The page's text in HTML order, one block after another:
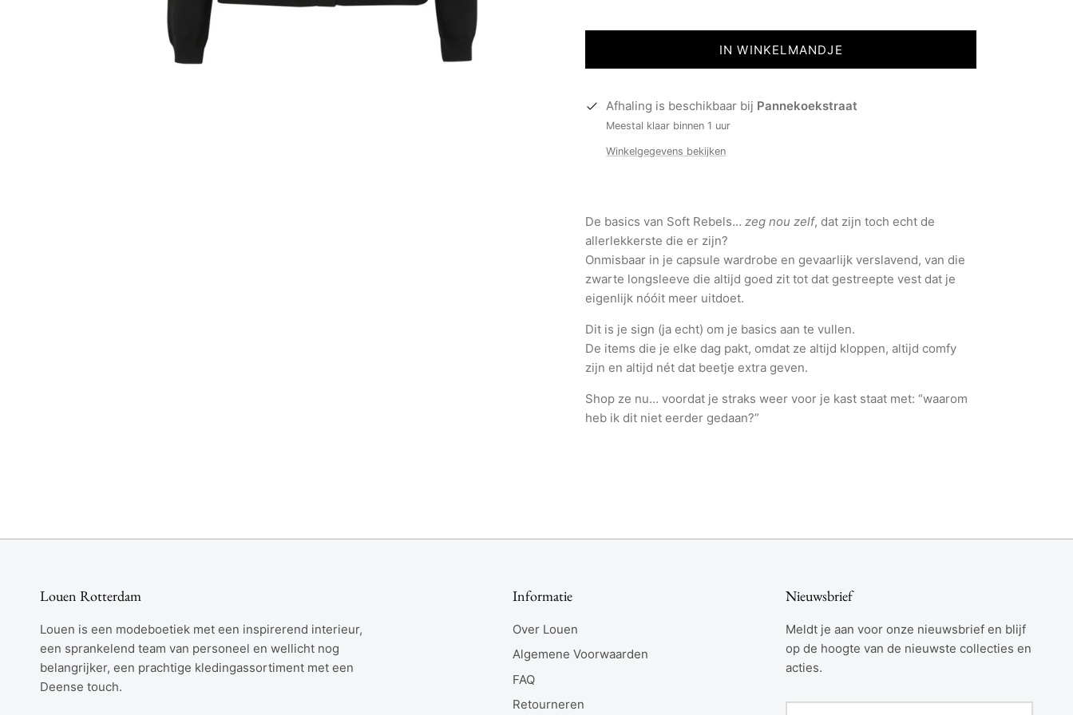
IN WINKELMANDJE
Afhaling is beschikbaar bij Pannekoekstraat
Meestal klaar binnen 1 uur
Winkelgegevens bekijken
De basics van Soft Rebels…zeg nou zelf, dat zijn toch echt de
allerlekkerste die er zijn?
Onmisbaar in je capsule wardrobe en gevaarlijk verslavend, van die
zwarte longsleeve die altijd goed zit tot dat gestreepte vest dat je
eigenlijk nóóit meer uitdoet.
Dit is je sign (ja echt) om je basics aan te vullen.
De items die je elke dag pakt, omdat ze altijd kloppen, altijd comfy
zijn en altijd nét dat beetje extra geven.
Shop ze nu… voordat je straks weer voor je kast staat met: “waarom
heb ik dit niet eerder gedaan?”
Louen Rotterdam
Louen is een modeboetiek met een inspirerend interieur,
een sprankelend team van personeel en wellicht nog
belangrijker, een prachtige kledingassortiment met een
Deense touch.
Informatie
Over Louen
Algemene Voorwaarden
FAQ
Retourneren
Nieuwsbrief
Meldt je aan voor onze nieuwsbrief en blijf
op de hoogte van de nieuwste collecties en
acties.